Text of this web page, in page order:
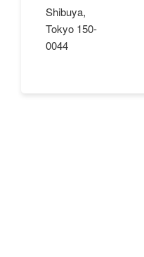
Shibuya,
Tokyo 150-
0044